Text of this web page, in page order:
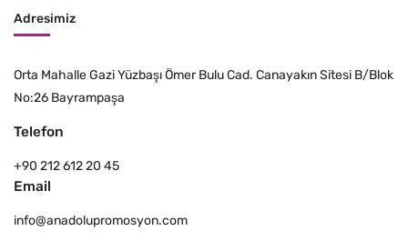
Adresimiz
Orta Mahalle Gazi Yüzbaşı Ömer Bulu Cad. Canayakın Sitesi B/Blok
No:26 Bayrampaşa
Telefon
+90 212 612 20 45
Email
info@anadolupromosyon.com